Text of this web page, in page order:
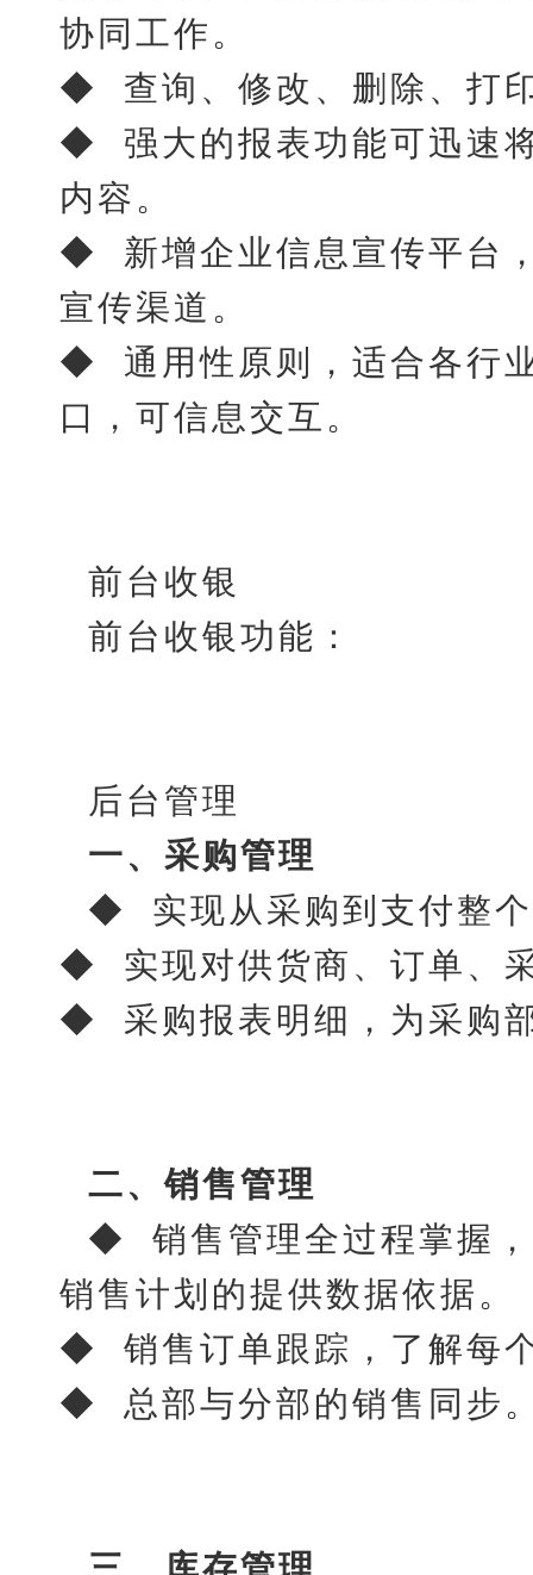
协同工作。
◆ 查询、修改、删除、打
◆ 强大的报表功能可迅速
内容。
◆ 新增企业信息宣传平台
宣传渠道。
◆ 通用性原则，适合各行
口，可信息交互。
前台收银
前台收银功能：
后台管理
一、采购管理
◆ 实现从采购到支付整
◆ 实现对供货商、订单、
◆ 采购报表明细，为采购
二、销售管理
◆ 销售管理全过程掌握，
销售计划的提供数据依据。
◆ 销售订单跟踪，了解每
◆ 总部与分部的销售同步